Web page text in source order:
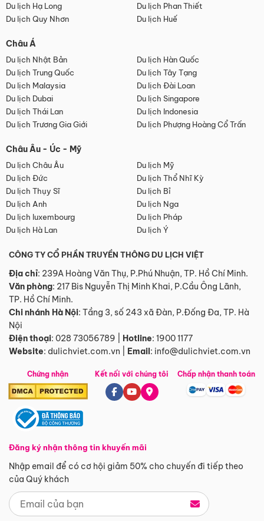
Du lịch Hạ Long
Du lịch Phan Thiết
Du lịch Quy Nhơn
Du lịch Huế
Châu Á
Du lịch Nhật Bản
Du lịch Hàn Quốc
Du lịch Trung Quốc
Du lịch Tây Tạng
Du lịch Malaysia
Du lịch Đài Loan
Du lịch Dubai
Du lịch Singapore
Du lịch Thái Lan
Du lịch Indonesia
Du lịch Trương Gia Giới
Du lịch Phượng Hoàng Cổ Trấn
Châu Âu - Úc - Mỹ
Du lịch Châu Âu
Du lịch Mỹ
Du lịch Đức
Du lịch Thổ Nhĩ Kỳ
Du lịch Thụy Sĩ
Du lịch Bỉ
Du lịch Anh
Du lịch Nga
Du lịch luxembourg
Du lịch Pháp
Du lịch Hà Lan
Du lịch Ý
CÔNG TY CỔ PHẦN TRUYỀN THÔNG DU LỊCH VIỆT
Địa chỉ: 239A Hoàng Văn Thụ, P.Phú Nhuận, TP. Hồ Chí Minh.
Văn phòng: 217 Bis Nguyễn Thị Minh Khai, P.Cầu Ông Lãnh,
TP. Hồ Chí Minh.
Chi nhánh Hà Nội: Tầng 3, số 243 xã Đàn, P.Đống Đa, TP. Hà
Nội
Điện thoại: 028 73056789 Hotline: 1900 1177
Website: dulichviet.com.vn Email: info@dulichviet.com.vn
Chứng nhận
Đăng ký nhận thông tin khuyến mãi
Nhập email để có cơ hội giảm 50% cho chuyến đi tiếp theo
của Quý khách
Kết nối với chúng tôi Chấp nhận thanh toán